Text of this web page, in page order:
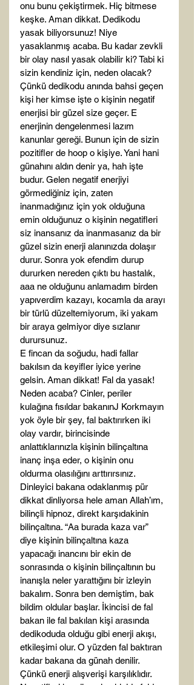
onu bunu çekiştirmek. Hiç bitmese
keşke. Aman dikkat. Dedikodu
yasak biliyorsunuz! Niye
yasaklanmış acaba. Bu kadar zevkli
bir olay nasıl yasak olabilir ki? Tabi ki
sizin kendiniz için, neden olacak?
Çünkü dedikodu anında bahsi geçen
kişi her kimse işte o kişinin negatif
enerjisi bir güzel size geçer. E
enerjinin dengelenmesi lazım
kanunlar gereği. Bunun için de sizin
pozitifler de hoop o kişiye. Yani hani
günahını aldın denir ya, hah işte
budur. Gelen negatif enerjiyi
görmediğiniz için, zaten
inanmadığınız için yok olduğuna
emin olduğunuz o kişinin negatifleri
siz inansanız da inanmasanız da bir
güzel sizin enerji alanınızda dolaşır
durur. Sonra yok efendim durup
dururken nereden çıktı bu hastalık,
aaa ne olduğunu anlamadım birden
yapıverdim kazayı, kocamla da arayı
bir türlü düzeltemiyorum, iki yakam
bir araya gelmiyor diye sızlanır
durursunuz.
E fincan da soğudu, hadi fallar
bakılsın da keyifler iyice yerine
gelsin. Aman dikkat! Fal da yasak!
Neden acaba? Cinler, periler
kulağına fısıldar bakanınJ Korkmayın
yok öyle bir şey, fal baktırırken iki
olay vardır, birincisinde
anlattıklarınızla kişinin bilinçaltına
inanç inşa eder, o kişinin onu
oldurma olasılığını arttırırsınız.
Dinleyici bakana odaklanmış pür
dikkat dinliyorsa hele aman Allah’ım,
bilinçli hipnoz, direkt karşıdakinin
bilinçaltına. “Aa burada kaza var”
diye kişinin bilinçaltına kaza
yapacağı inancını bir ekin de
sonrasında o kişinin bilinçaltının bu
inanışla neler yarattığını bir izleyin
bakalım. Sonra ben demiştim, bak
bildim oldular başlar. İkincisi de fal
bakan ile fal bakılan kişi arasında
dedikoduda olduğu gibi enerji akışı,
etkileşimi olur. O yüzden fal baktıran
kadar bakana da günah denilir.
Çünkü enerji alışverişi karşılıklıdır.